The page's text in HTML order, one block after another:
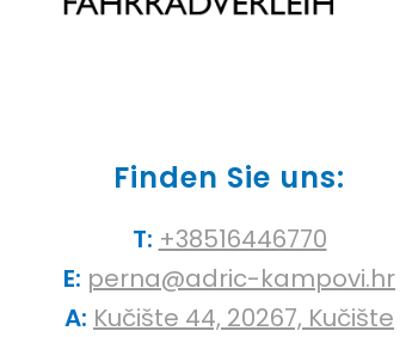
Finden Sie uns:
T: +38516446770
E: perna@adric-kampovi.hr
A: Kučište 44, 20267, Kučište